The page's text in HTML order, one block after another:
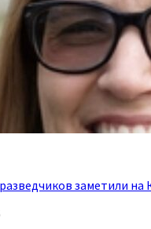
заметили на